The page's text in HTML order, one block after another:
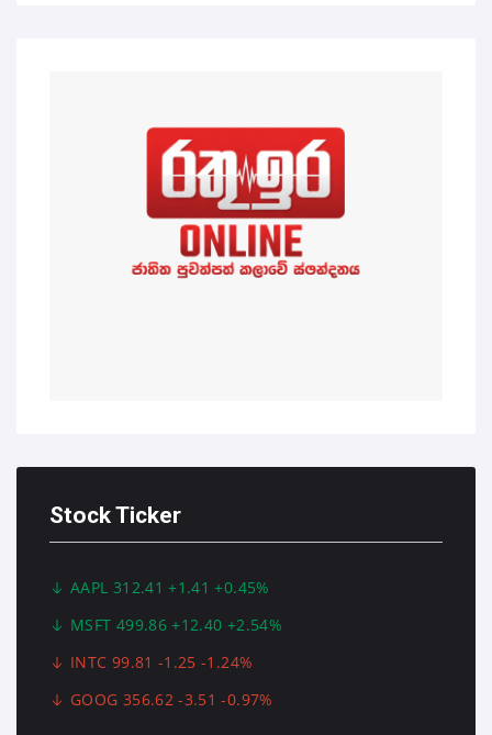
Stock Ticker
AAPL 312.41 +1.41 +0.45%
MSFT 499.86 +12.40 +2.54%
INTC 99.81 -1.25 -1.24%
GOOG 356.62 -3.51 -0.97%